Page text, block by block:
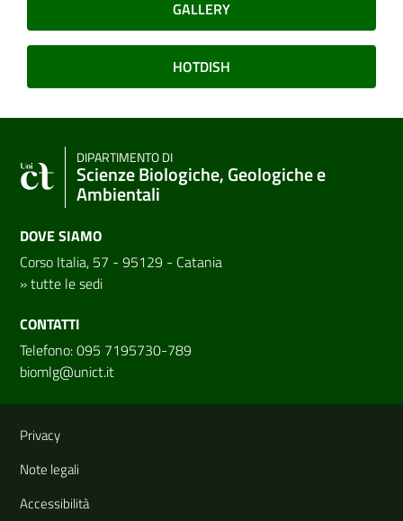
GALLERY
HOTDISH
DIPARTIMENTO DI
Scienze Biologiche, Geologiche e
Ambientali
DOVE SIAMO
Corso Italia, 57 - 95129 - Catania
»tutte le sedi
CONTATTI
Telefono: 095 7195730-789
biomlg@unict.it
Link e informazioni utili
Privacy
Note legali
Accessibilità